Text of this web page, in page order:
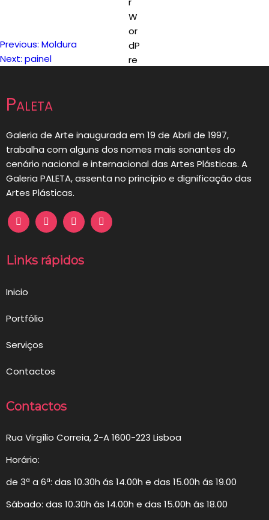
Navegação
artigos
Previous: Moldura
Next: painel
Paleta
Galeria de Arte inaugurada em 19 de Abril de 1997,
trabalha com alguns dos nomes mais sonantes do
cenário nacional e internacional das Artes Plásticas. A
Galeria PALETA, assenta no princípio e dignificação das
Artes Plásticas.
Links rápidos
Inicio
Portfólio
Serviços
Contactos
Contactos
Rua Virgílio Correia, 2-A 1600-223 Lisboa
Horário:
de 3ª a 6ª: das 10.30h ás 14.00h e das 15.00h ás 19.00
Sábado: das 10.30h ás 14.00h e das 15.00h ás 18.00